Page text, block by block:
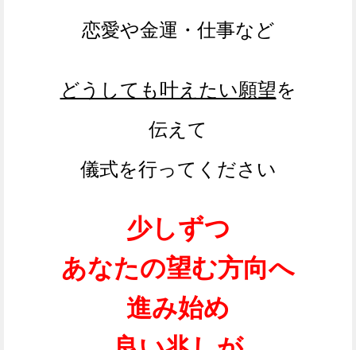
恋愛や金運・仕事など
どうしても叶えたい願望を
伝えて
儀式を行ってください
少しずつ
あなたの望む方向へ
進み始め